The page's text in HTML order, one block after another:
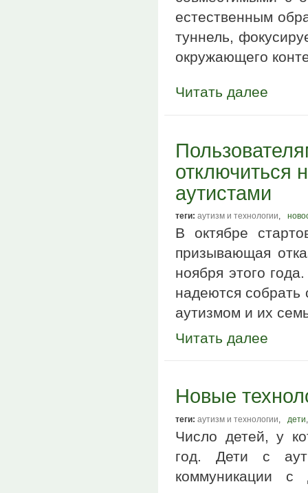
естественным
туннель,
окружающего
Читать далее
отключиться
аутистами
теги: аутизм и технологии,
В октябре
призывающая
ноября этого
надеются
аутизмом и их
Читать далее
Новые
теги: аутизм и технологии дети
Число детей, у
год. Дети с
коммуникации с